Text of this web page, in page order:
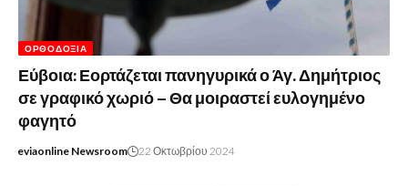
ΟΡΘΟΔΟΞΊΑ
Εύβοια: Εορτάζεται πανηγυρικά ο Άγ. Δημήτριος
σε γραφικό χωριό – Θα μοιραστεί ευλογημένο
φαγητό
eviaonline Newsroom 22 Οκτωβρίου 2024